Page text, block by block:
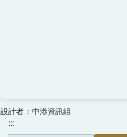
設計者 ：中港資訊組
:::